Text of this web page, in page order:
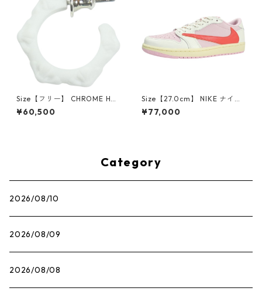
Size【フリー】 CHROME HEA
RTS クロム・ハーツ CH Cross
SINGLE Hoop Earring WHITE
¥60,500
Size【27.0cm】 NIKE ナイキ
×Travis Scott AIR JORDAN 1
LOW OG SP Muslin/Shy Pink
¥77,000
Category
2026/08/10
2026/08/09
2026/08/08